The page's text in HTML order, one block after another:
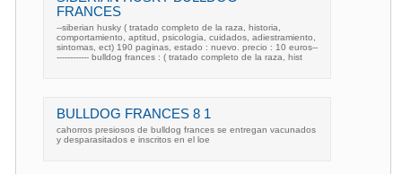
FRANCES
--siberian husky ( tratado completo de la raza, historia,
comportamiento, aptitud, psicologia, cuidados, adiestramiento,
sintomas, ect) 190 paginas, estado : nuevo. precio : 10 euros--
------------ bulldog frances : ( tratado completo de la raza, hist
BULLDOG FRANCES 8 1
cahorros presiosos de bulldog frances se entregan vacunados
y desparasitados e inscritos en el loe